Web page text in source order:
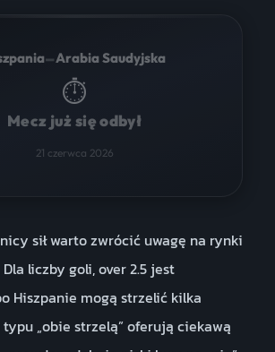
–Arabia Saudyjska
⏱
Mecz już się odbył
21 czerwca 2026
sił warto zwrócić uwagę na rynki
liczby goli, over 2.5 jest
Hiszpanie mogą strzelić kilka
„obie strzelą” oferują ciekawą